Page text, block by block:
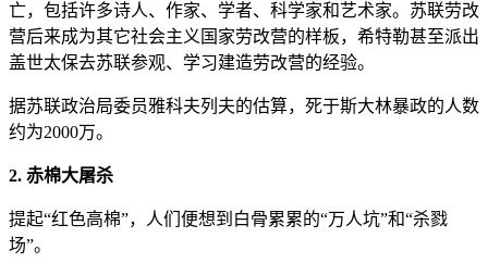
亡，包括许多诗人、作家、学者、科学家和艺术家。苏联劳改
营后来成为其它社会主义国家劳改营的样板，希特勒甚至派出
盖世太保去苏联参观、学习建造劳改营的经验。
据苏联政治局委员雅科夫列夫的估算，死于斯大林暴政的人数
约为2000万。
2. 赤棉大屠杀
提起“红色高棉”，人们便想到白骨累累的“万人坑”和“杀戮
场”。